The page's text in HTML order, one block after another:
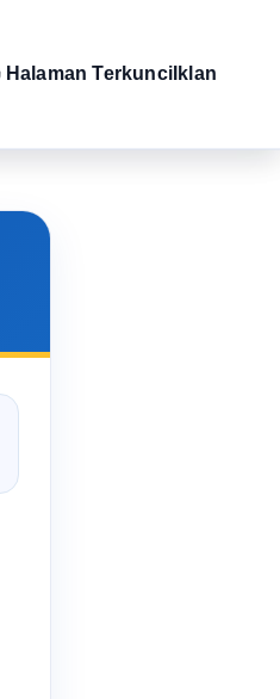
Halaman Terkunci Iklan